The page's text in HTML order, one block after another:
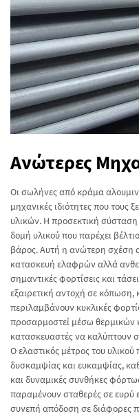
Ανώτερες
Οι σωλήνες από κράμα
μηχανικές ιδιότητες που τους
υλικών. Η προσεκτική σύσταση
δομή υλικού που παρέχει
βάρος. Αυτή η ανώτερη σχέση
κατασκευή ελαφρών αλλά
σημαντικές φορτίσεις και
εξαιρετική αντοχή σε
περιλαμβάνουν κυκλικές
προσαρμοστεί μέσω θερμικών
κατασκευαστές να καλύπτουν
Ο ελαστικός μέτρος του υλικού
δυσκαμψίας και ευκαμψίας,
και δυναμικές συνθήκες
παραμένουν σταθερές σε ευρύ
συνεπή απόδοση σε διάφορες